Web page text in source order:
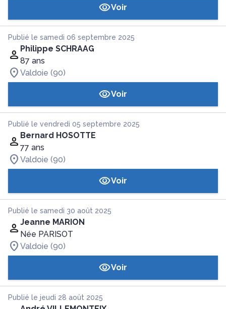
Voir
Publié le samedi 06 septembre 2025
Philippe SCHRAAG
87 ans
Valdoie (90)
Voir
Publié le vendredi 05 septembre 2025
Bernard HOSOTTE
77 ans
Valdoie (90)
Voir
Publié le samedi 30 août 2025
Jeanne MARION
Née PARISOT
Valdoie (90)
Voir
Publié le jeudi 28 août 2025